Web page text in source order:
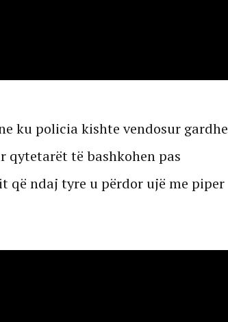
ku policia kishte vendosur gardhe
qytetarët të bashkohen pas
që ndaj tyre u përdor ujë me piper